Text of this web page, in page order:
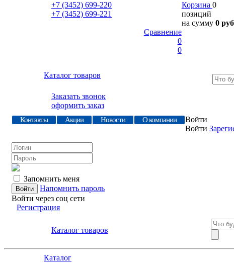
+7 (3452) 699-220
+7 (3452) 699-221
Корзина 0
позиций
на сумму 0
Сравнение
0
0
Каталог товаров
Заказать звонок
оформить заказ
Контакты Акции Новости О компании
Войти
Войти
Запомнить меня
Напомнить пароль
Войти через соц сети
Регистрация
Каталог товаров
Каталог